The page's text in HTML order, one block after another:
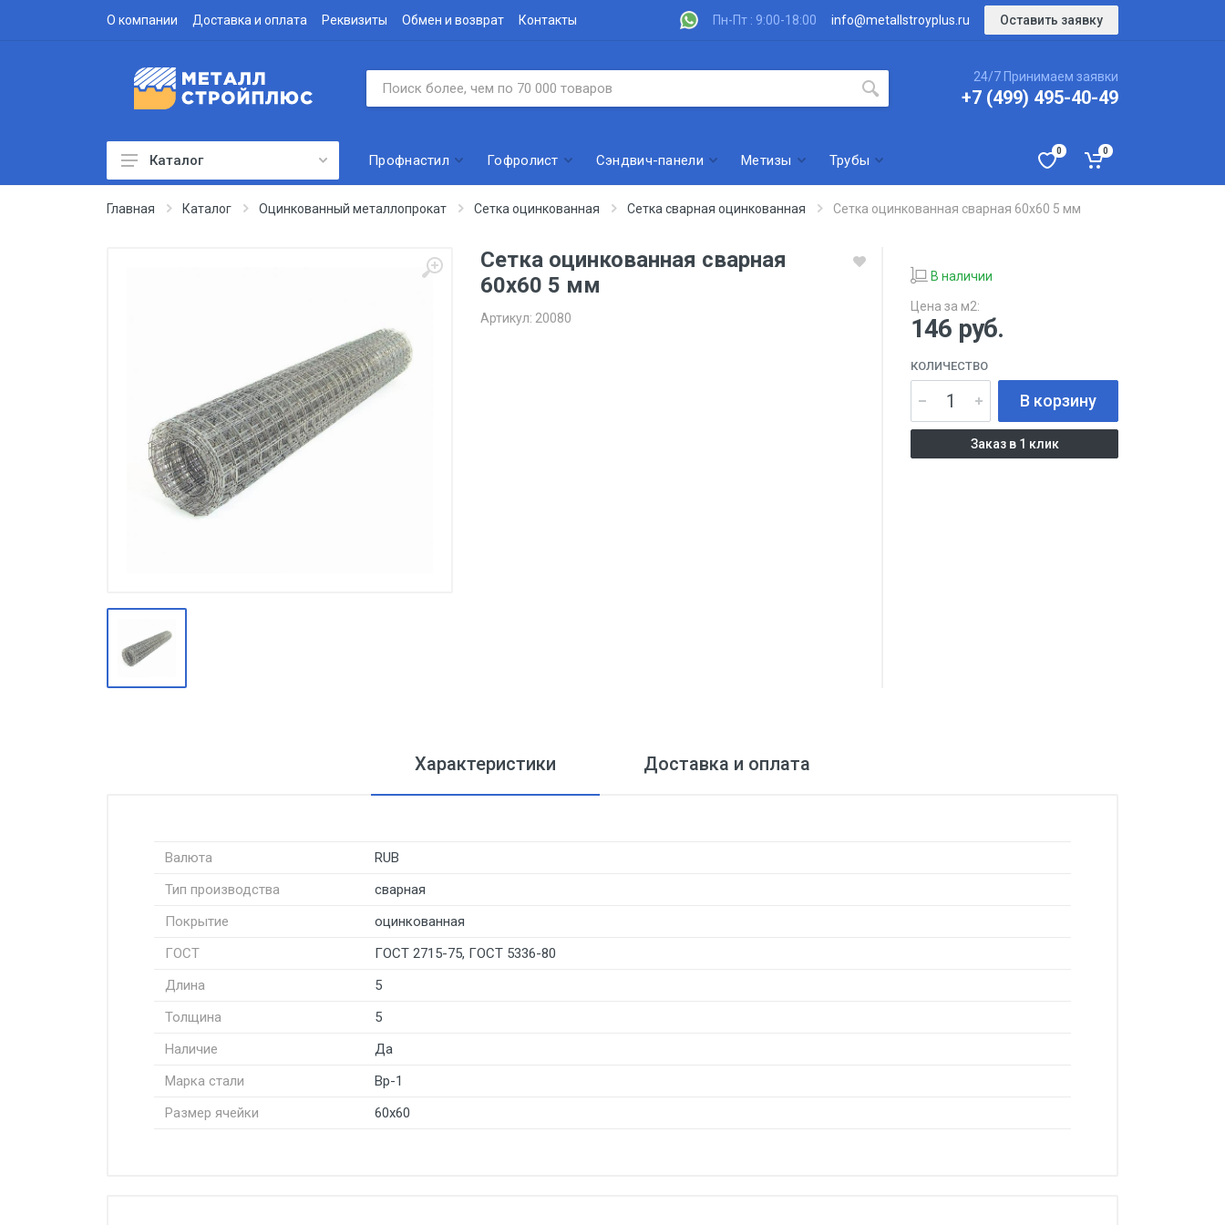
О компании Доставка и оплата Реквизиты Обмен и возврат Контакты Пн-Пт : 9:00-18:00 info@metallstroyplus.ru Оставить заявку
24/7 Принимаем заявки
+7 (499) 495-40-49
Профнастил
Производство
Штакетник
Черный металлопрокат
метизы
Оцинкованный металлопрокат
Каталог Профнастил Гофролист Сэндвич-панели Метизы Трубы
0 0
Главная Каталог Оцинкованный металлопрокат Сетка оцинкованная Сетка сварная оцинкованная Сетка оцинкованная сварная 60х60 5 мм
Сетка оцинкованная сварная
60х60 5 мм
Артикул: 20080
В наличии
Цена за м2:
146 руб.
КОЛИЧЕСТВО
В корзину
Заказ в 1 клик
Характеристики Доставка и оплата
Валюта
RUB
Тип производства
сварная
Покрытие
оцинкованная
ГОСТ
ГОСТ 2715-75, ГОСТ 5336-80
Длина
5
Толщина
5
Наличие
Да
Марка стали
Вр-1
Размер ячейки
60х60